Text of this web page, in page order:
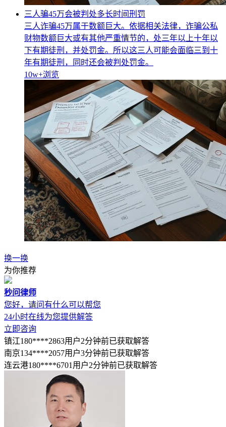
三人骗45万会被判处多长时间刑罚
三人诈骗45万属于数额巨大。依据相关法律，诈骗公私
财物数额巨大或有其他严重情节的，处三年以上十年以
下有期徒刑，并处罚金。所以这三人可能会面临三到十
年有期徒刑，同时还会被判处罚金。
10w+浏览
换一换
为你推荐
秒问律师
您好，请问有什么可以帮您
24小时在线为您提供解答
立即咨询
镇江180****2863用户2分钟前已获取解答
南京134****2057用户3分钟前已获取解答
连云港180****6701用户2分钟前已获取解答